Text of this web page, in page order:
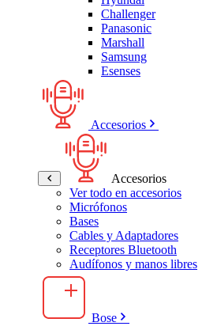
Challenger
Panasonic
Marshall
Samsung
Esenses
Accesorios
Accesorios
Ver todo en accesorios
Micrófonos
Bases
Cables y Adaptadores
Receptores Bluetooth
Audífonos y manos libres
Bose